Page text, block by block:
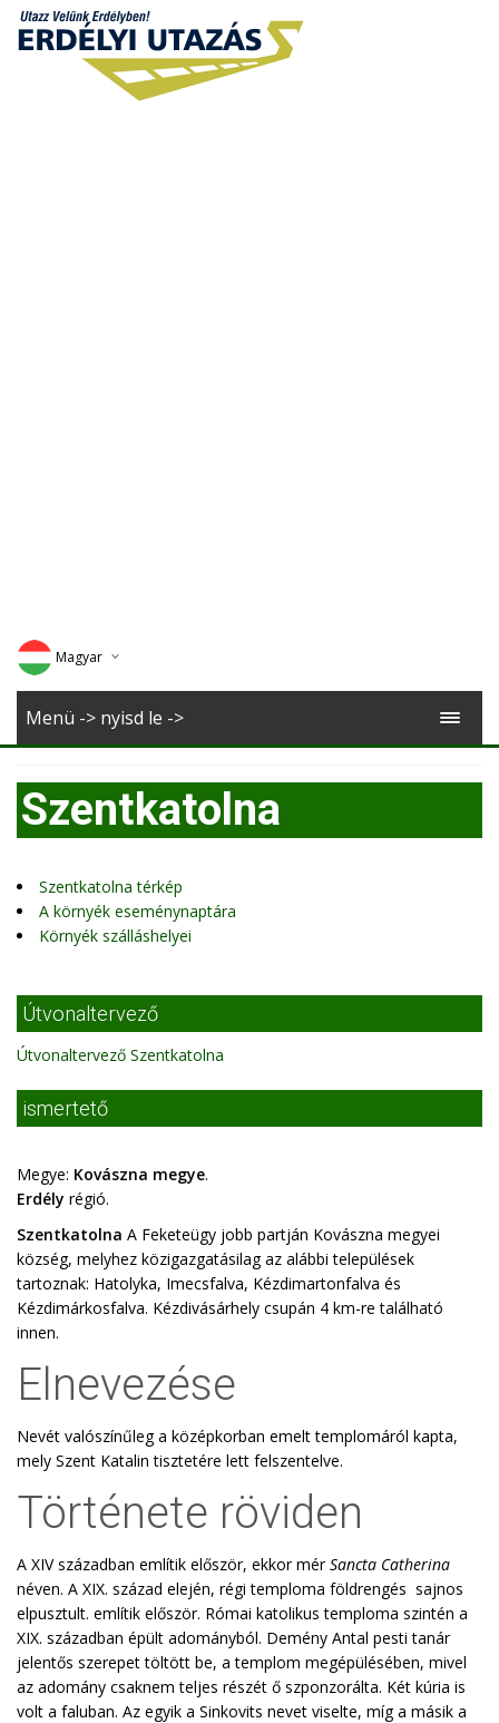
Magyar
Deutsch
Romana
Menü -> nyisd le ->
Szentkatolna
Szentkatolna térkép
A környék eseménynaptára
Környék szálláshelyei
Útvonaltervező
Útvonaltervező Szentkatolna
ismertető
Megye: Kovászna megye.
Erdély régió.
Szentkatolna A Feketeügy jobb partján Kovászna megyei
község, melyhez közigazgatásilag az alábbi települések
tartoznak: Hatolyka, Imecsfalva, Kézdimartonfalva és
Kézdimárkosfalva. Kézdivásárhely csupán 4 km-re található
innen.
Elnevezése
Nevét valószínűleg a középkorban emelt templomáról kapta,
mely Szent Katalin tisztetére lett felszentelve.
Története röviden
A XIV században említik először, ekkor mérSancta Catherina
néven. A XIX. század elején, régi temploma földrengés sajnos
elpusztult. említik először. Római katolikus temploma szintén a
XIX. században épült adományból. Demény Antal pesti tanár
jelentős szerepet töltött be, a templom megépülésében, mivel
az adomány csaknem teljes részét ő szponzorálta. Két kúria is
volt a faluban. Az egyik a Sinkovits nevet viselte, míg a másik a